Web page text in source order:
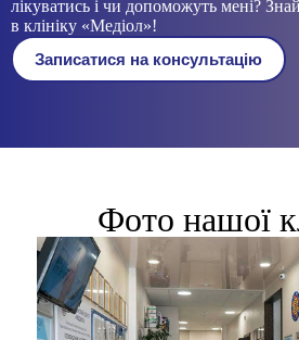
лікуватись і чи допоможуть мені?
в клініку «Медіол»!
Записатися на консультацію
Фото нашої